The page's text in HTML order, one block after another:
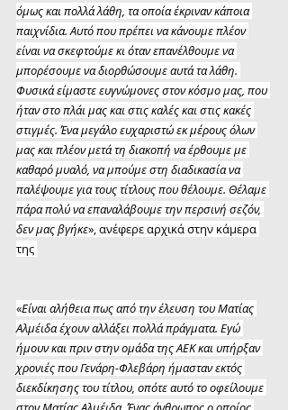
όμως και πολλά λάθη, τα οποία έκριναν κάποια
παιχνίδια. Αυτό που πρέπει να κάνουμε πλέον
είναι να σκεφτούμε κι όταν επανέλθουμε να
μπορέσουμε να διορθώσουμε αυτά τα λάθη.
Φυσικά είμαστε ευγνώμονες στον κόσμο μας, που
ήταν στο πλάι μας και στις καλές και στις κακές
στιγμές. Ένα μεγάλο ευχαριστώ εκ μέρους όλων
μας και πλέον μετά τη διακοπή να έρθουμε με
καθαρό μυαλό, να μπούμε στη διαδικασία να
παλέψουμε για τους τίτλους που θέλουμε. Θέλαμε
πάρα πολύ να επαναλάβουμε την περσινή σεζόν,
δεν μας βγήκε», ανέφερε αρχικά στην κάμερα
της
«Είναι αλήθεια πως από την έλευση του Ματίας
Αλμέιδα έχουν αλλάξει πολλά πράγματα. Εγώ
ήμουν και πριν στην ομάδα της ΑΕΚ και υπήρξαν
χρονιές που Γενάρη-Φλεβάρη ήμασταν εκτός
διεκδίκησης του τίτλου, οπότε αυτό το οφείλουμε